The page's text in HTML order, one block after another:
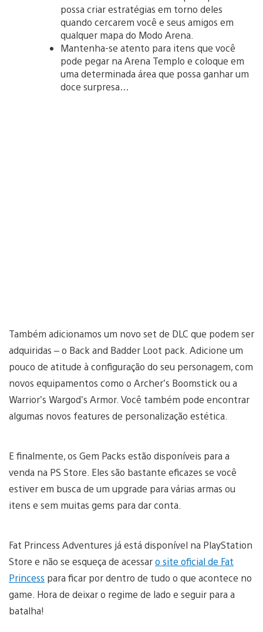
possa criar estratégias em torno deles
quando cercarem você e seus amigos em
qualquer mapa do Modo Arena.
Mantenha-se atento para itens que você
pode pegar na Arena Templo e coloque em
uma determinada área que possa ganhar um
doce surpresa…
Também adicionamos um novo set de DLC que podem ser
adquiridas – o Back and Badder Loot pack. Adicione um
pouco de atitude à configuração do seu personagem, com
novos equipamentos como o Archer’s Boomstick ou a
Warrior’s Wargod’s Armor. Você também pode encontrar
algumas novos features de personalização estética.
E finalmente, os Gem Packs estão disponíveis para a
venda na PS Store. Eles são bastante eficazes se você
estiver em busca de um upgrade para várias armas ou
itens e sem muitas gems para dar conta.
Fat Princess Adventures já está disponível na PlayStation
Store e não se esqueça de acessaro site oficial de Fat
Princess para ficar por dentro de tudo o que acontece no
game. Hora de deixar o regime de lado e seguir para a
batalha!